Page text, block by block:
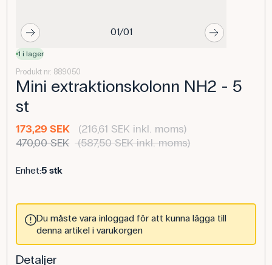
01/01
1 i lager
Produkt nr. 889050
Mini extraktionskolonn NH2 - 5
st
173,29 SEK
(216,61 SEK inkl. moms)
470,00 SEK (587,50 SEK inkl. moms)
Enhet:5 stk
Du måste vara inloggad för att kunna lägga till
denna artikel i varukorgen
Detaljer